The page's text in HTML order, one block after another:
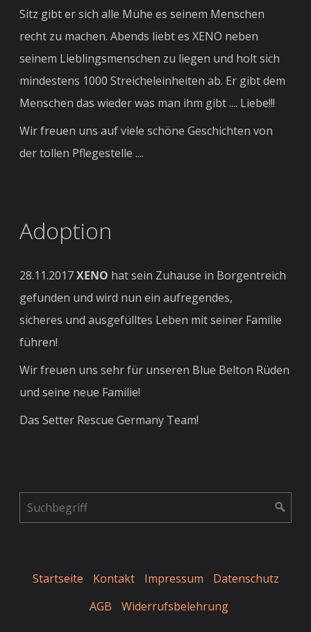
Sitz gibt er sich alle Mühe es seinem Menschen
recht zu machen. Abends liebt es XENO neben
seinem Lieblingsmenschen zu liegen und holt sich
mindestens 1000 Streicheleinheiten ab. Er gibt dem
Menschen das wieder was man ihm gibt .... Liebe!!!
Wir freuen uns auf viele schöne Geschichten von
der tollen Pflegestelle ....
Adoption
28.11.2017XENO hat sein Zuhause in Borgentreich
gefunden und wird nun ein aufregendes,
sicheres und ausgefülltes Leben mit seiner Familie
führen!
Wir freuen uns sehr für unseren Blue Belton Rüden
und seine neue Familie!
Das Setter Rescue Germany Team!
Startseite Kontakt Impressum
Datenschutz
AGB
Widerrufsbelehrung